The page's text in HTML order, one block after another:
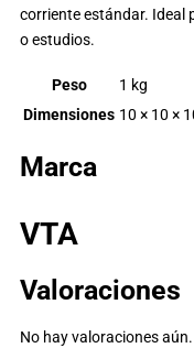
corriente estándar. Ideal
o estudios.
Peso
1 kg
Dimensiones 10 × 10 ×
Marca
VTA
Valoraciones
No hay valoraciones aún.